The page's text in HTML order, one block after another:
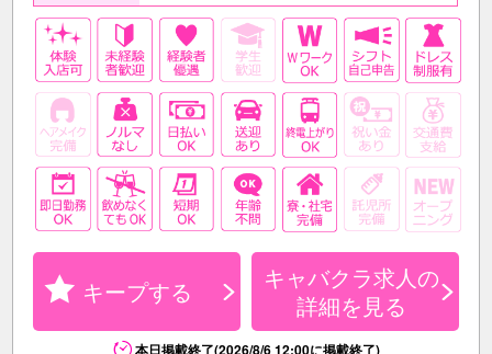
キープする
キャバクラ求人の
詳細を見る
本日掲載終了(2026/8/6 12:00に掲載終了)